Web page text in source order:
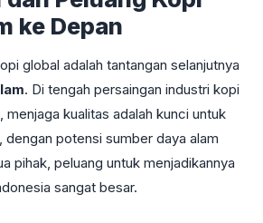
ke Depan
global adalah tantangan selanjutnya
. Di tengah persaingan industri kopi
kualitas adalah kunci untuk
dengan potensi sumber daya alam
pihak, peluang untuk menjadikannya
sangat besar.